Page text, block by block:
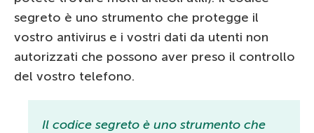
segreto è uno strumento che protegge il
vostro antivirus e i vostri dati da utenti non
autorizzati che possono aver preso il controllo
del vostro telefono.
Il codice segreto è uno strumento che